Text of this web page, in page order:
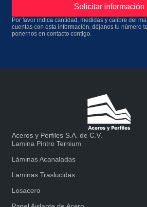
Solicitar información
Por favor indica cantidad, medidas y calibre del
cuentas con esta información, déjanos tu número
ponernos en contacto contigo.
Aceros y Perfiles S.A. de C.V.
Lamina Pintro Ternium
Láminas Acanaladas
Laminas Traslucidas
Losacero